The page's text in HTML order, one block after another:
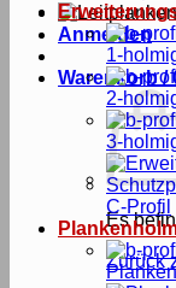
Anmelden
Warenkorb /
Es
Zurück
1-
2-
3-
C-Profil